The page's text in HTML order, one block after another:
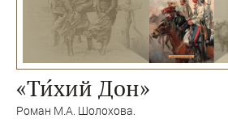
«Ти́хий Дон»
Роман М.А. Шолохова.